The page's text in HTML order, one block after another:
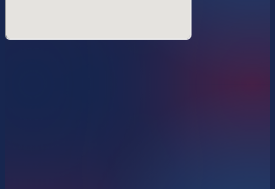
今年はスタンダードのお客様もデッキチェアーを購入できま